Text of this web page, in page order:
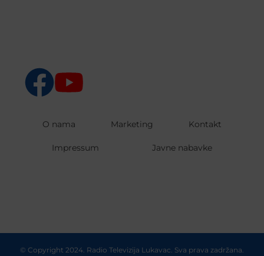
O nama Marketing Kontakt
Impressum Javne nabavke
© Copyright 2024. Radio Televizija Lukavac. Sva prava zadržana.